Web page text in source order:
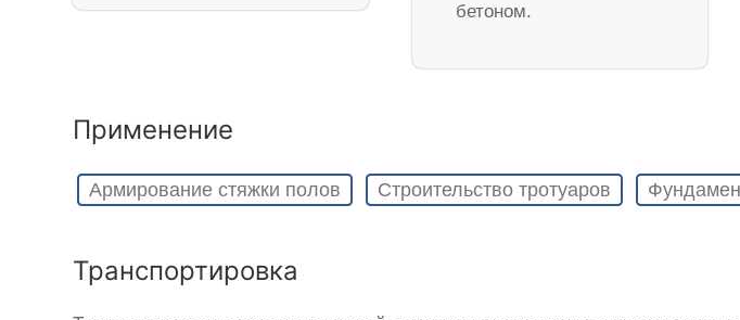
бетоном.
Применение
Армирование стяжки полов Строительство тротуаров
Транспортировка